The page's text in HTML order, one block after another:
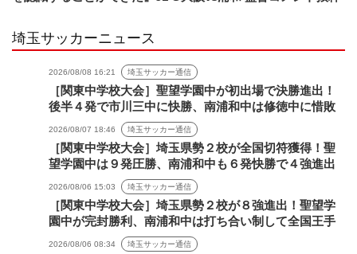
埼玉サッカーニュース
2026/08/08 16:21 埼玉サッカー通信
［関東中学校大会］聖望学園中が初出場で決勝進出！
後半４発で市川三中に快勝、南浦和中は修徳中に惜敗
2026/08/07 18:46 埼玉サッカー通信
［関東中学校大会］埼玉県勢２校が全国切符獲得！聖
望学園中は９発圧勝、南浦和中も６発快勝で４強進出
2026/08/06 15:03 埼玉サッカー通信
［関東中学校大会］埼玉県勢２校が８強進出！聖望学
園中が完封勝利、南浦和中は打ち合い制して全国王手
2026/08/06 08:34 埼玉サッカー通信